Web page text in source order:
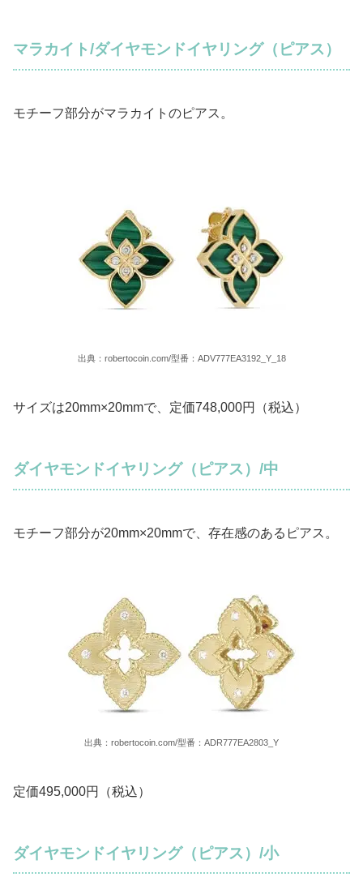
マラカイト/ダイヤモンドイヤリング（ピアス）
モチーフ部分がマラカイトのピアス。
出典：robertocoin.com/型番：ADV777EA3192_Y_18
サイズは20mm×20mmで、定価748,000円（税込）
ダイヤモンドイヤリング（ピアス）/中
モチーフ部分が20mm×20mmで、存在感のあるピアス。
出典：robertocoin.com/型番：ADR777EA2803_Y
定価495,000円（税込）
ダイヤモンドイヤリング（ピアス）/小